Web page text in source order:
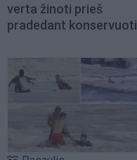
verta žinoti prieš
pradedant konservuoti